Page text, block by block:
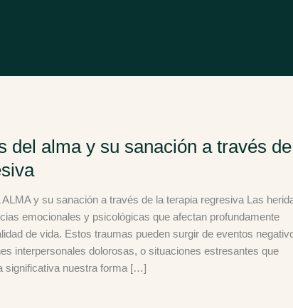
del alma y su sanación a través
y su sanación a través de la terapia regresiva Las
emocionales y psicológicas que afectan profundamente
de vida. Estos traumas pueden surgir de eventos
interpersonales dolorosas, o situaciones estresantes que
significativa nuestra forma […]